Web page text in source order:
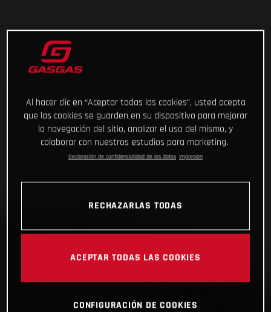
Al hacer clic en “Aceptar todas las cookies”, usted acepta
que las cookies se guarden en su dispositivo para mejorar
la navegación del sitio, analizar el uso del mismo, y
colaborar con nuestros estudios para marketing.
Declaración de confidencialidad de los datos Impresión
RECHAZARLAS TODAS
ACEPTAR TODAS LAS COOKIES
CONFIGURACIÓN DE COOKIES